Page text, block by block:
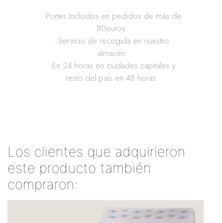
· Portes Incluidos en pedidos de más de
80euros
· Servicio de recogida en nuestro
almacén
· En 24 horas en ciudades capitales y
resto del país en 48 horas
Los clientes que adquirieron
este producto también
compraron: